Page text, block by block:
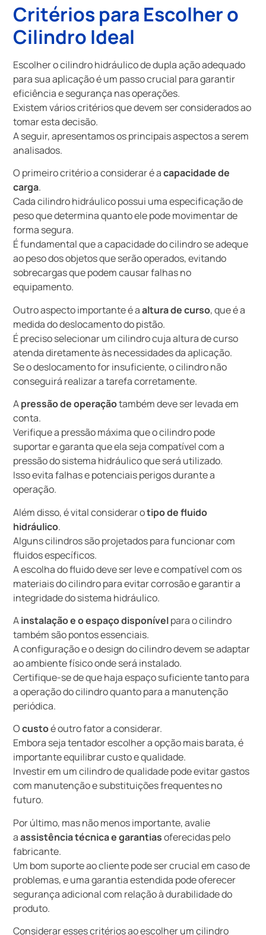
Critérios para Escolher o
Cilindro Ideal
Escolher o cilindro hidráulico de dupla ação adequado
para sua aplicação é um passo crucial para garantir
eficiência e segurança nas operações.
Existem vários critérios que devem ser considerados ao
tomar esta decisão.
A seguir, apresentamos os principais aspectos a serem
analisados.
O primeiro critério a considerar é acapacidade de
carga.
Cada cilindro hidráulico possui uma especificação de
peso que determina quanto ele pode movimentar de
forma segura.
É fundamental que a capacidade do cilindro se adeque
ao peso dos objetos que serão operados, evitando
sobrecargas que podem causar falhas no
equipamento.
Outro aspecto importante é aaltura de curso, que é a
medida do deslocamento do pistão.
É preciso selecionar um cilindro cuja altura de curso
atenda diretamente às necessidades da aplicação.
Se o deslocamento for insuficiente, o cilindro não
conseguirá realizar a tarefa corretamente.
Apressão de operaçãotambém deve ser levada em
conta.
Verifique a pressão máxima que o cilindro pode
suportar e garanta que ela seja compatível com a
pressão do sistema hidráulico que será utilizado.
Isso evita falhas e potenciais perigos durante a
operação.
Além disso, é vital considerar otipo de fluido
hidráulico.
Alguns cilindros são projetados para funcionar com
fluidos específicos.
A escolha do fluido deve ser leve e compatível com os
materiais do cilindro para evitar corrosão e garantir a
integridade do sistema hidráulico.
Ainstalação e o espaço disponívelpara o cilindro
também são pontos essenciais.
A configuração e o design do cilindro devem se adaptar
ao ambiente físico onde será instalado.
Certifique-se de que haja espaço suficiente tanto para
a operação do cilindro quanto para a manutenção
periódica.
Ocustoé outro fator a considerar.
Embora seja tentador escolher a opção mais barata, é
importante equilibrar custo e qualidade.
Investir em um cilindro de qualidade pode evitar gastos
com manutenção e substituições frequentes no
futuro.
Por último, mas não menos importante, avalie
aassistência técnica e garantiasoferecidas pelo
fabricante.
Um bom suporte ao cliente pode ser crucial em caso de
problemas, e uma garantia estendida pode oferecer
segurança adicional com relação à durabilidade do
produto.
Considerar esses critérios ao escolher um cilindro